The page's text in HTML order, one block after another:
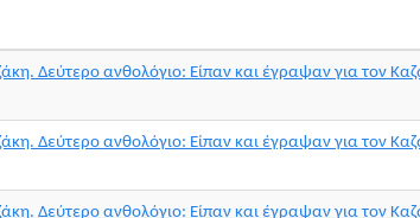
Δεύτερο ανθολόγιο: Είπαν και έγραψαν για τον
Δεύτερο ανθολόγιο: Είπαν και έγραψαν για τον
Δεύτερο ανθολόγιο: Είπαν και έγραψαν για τον